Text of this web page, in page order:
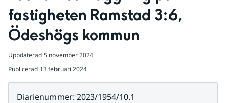
fastigheten Ramstad 3:6,
Ödeshögs kommun
Uppdaterad 5 november 2024
Publicerad 13 februari 2024
Diarienummer: 2023/1954/10.1